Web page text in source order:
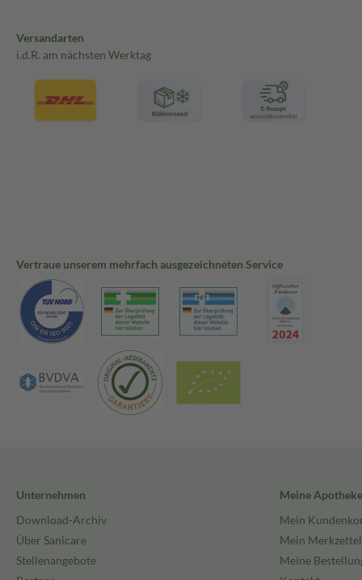
Versandarten
i.d.R. am nächsten Werktag
Vertraue unserem mehrfach ausgezeichneten Service
Unternehmen
Download-Archiv
Über Sanicare
Stellenangebote
Meine Apotheke
Mein
Mein Merkzettel
Meine